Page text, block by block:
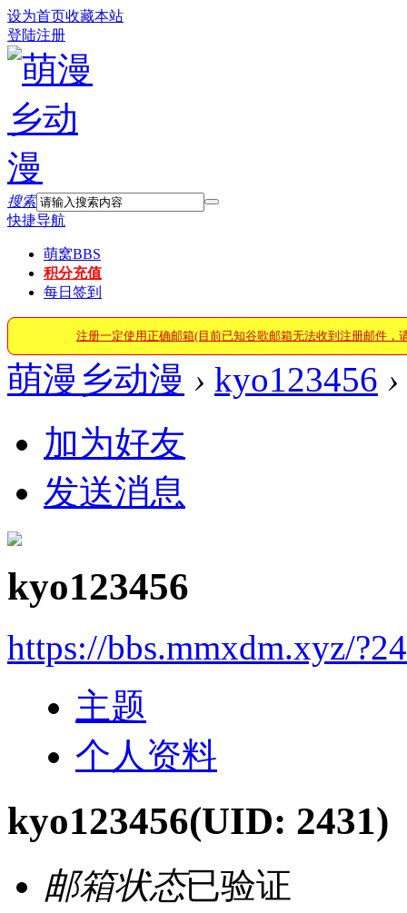
设为首页收藏本站
登陆注册
搜索
快捷导航
萌窝BBS
积分充值
每日签到
注册一定使用正确邮箱(目前已知谷歌邮箱无法收到注册邮件，
萌漫乡动漫 › kyo123456 ›
加为好友
发送消息
kyo123456
https://bbs.mmxdm.xyz/
主题
个人资料
kyo123456(UID: 2431)
邮箱状态已验证